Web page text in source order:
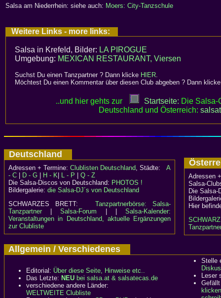
Salsa am Niederrhein: siehe auch: Moers: City-Tanzschule
Weitere Links - more links:
Salsa in Krefeld, Bilder: LA PIROGUE
Umgebung: MEXICAN RESTAURANT, Viersen
Suchst Du einen Tanzpartner ? Dann klicke HIER.
Möchtest Du einen Kommentar über diesen Club abgeben ? Dann
..und hier gehts zur Startseite: Die Salsa-
Deutschland und Österreich:
Deutschland
Adressen + Termine: Clublisten Deutschland, Städte: A
- C
D - G H - K L - P
Q - Z
Die Salsa-Discos von Deutschland: PHOTOS !
Bildergalerie: die Salsa-DJ´s von Deutschland
SCHWARZES BRETT:Tanzpartnerbörse: Salsa-
Tanzpartner|Salsa-Forum | |Salsa-Kalender:
Veranstaltungen in Deutschland, aktuelle Ergänzungen
zur Clubliste
Adressen
Salsa-
Die
Hier
Allgemein / Verschiedenes
Editorial: Über diese Seite, Hinweise etc..
Das Letzte: NEU bei salsa.at & salsatecas.de
verschiedene andere Länder:
WELTWEITE Clubliste
Stelle
Leser
klicken